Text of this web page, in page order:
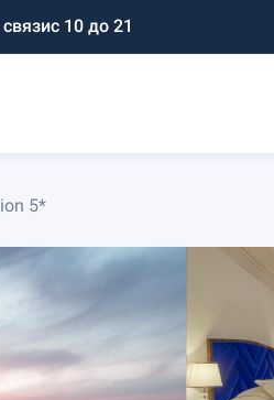
с 10 до 21
5*